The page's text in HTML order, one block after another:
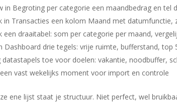
in Begroting per categorie een maandbedrag en tel
in Transacties een kolom Maand met datumfunctie,
een draaitabel: som per categorie per maand,
Dashboard drie tegels: vrije ruimte, bufferstand, top
datastapels toe voor doelen: vakantie, noodbuffer,
vast wekelijks moment voor import en controle
ene lijst staat je structuur. Niet perfect, wel